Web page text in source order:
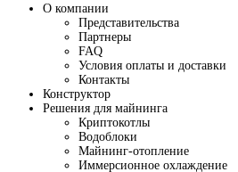
О компании
Представительства
Партнеры
FAQ
Условия оплаты и доставки
Контакты
Конструктор
Решения для майнинга
Криптокотлы
Водоблоки
Майнинг-отопление
Иммерсионное охлаждение